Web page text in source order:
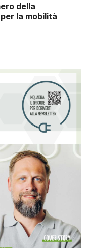
della
la mobilità